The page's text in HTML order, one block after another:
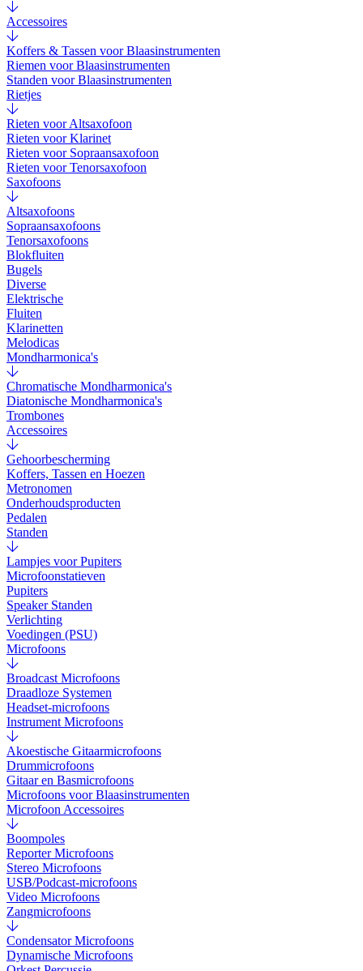
Accessoires
Koffers & Tassen voor Blaasinstrumenten
Riemen voor Blaasinstrumenten
Standen voor Blaasinstrumenten
Rietjes
Rieten voor Altsaxofoon
Rieten voor Klarinet
Rieten voor Sopraansaxofoon
Rieten voor Tenorsaxofoon
Saxofoons
Altsaxofoons
Sopraansaxofoons
Tenorsaxofoons
Blokfluiten
Bugels
Diverse
Elektrische
Fluiten
Klarinetten
Melodicas
Mondharmonica's
Chromatische Mondharmonica's
Diatonische Mondharmonica's
Trombones
Accessoires
Gehoorbescherming
Koffers, Tassen en Hoezen
Metronomen
Onderhoudsproducten
Pedalen
Standen
Lampjes voor Pupiters
Microfoonstatieven
Pupiters
Speaker Standen
Verlichting
Voedingen (PSU)
Microfoons
Broadcast Microfoons
Draadloze Systemen
Headset-microfoons
Instrument Microfoons
Akoestische Gitaarmicrofoons
Drummicrofoons
Gitaar en Basmicrofoons
Microfoons voor Blaasinstrumenten
Microfoon Accessoires
Boompoles
Reporter Microfoons
Stereo Microfoons
USB/Podcast-microfoons
Video Microfoons
Zangmicrofoons
Condensator Microfoons
Dynamische Microfoons